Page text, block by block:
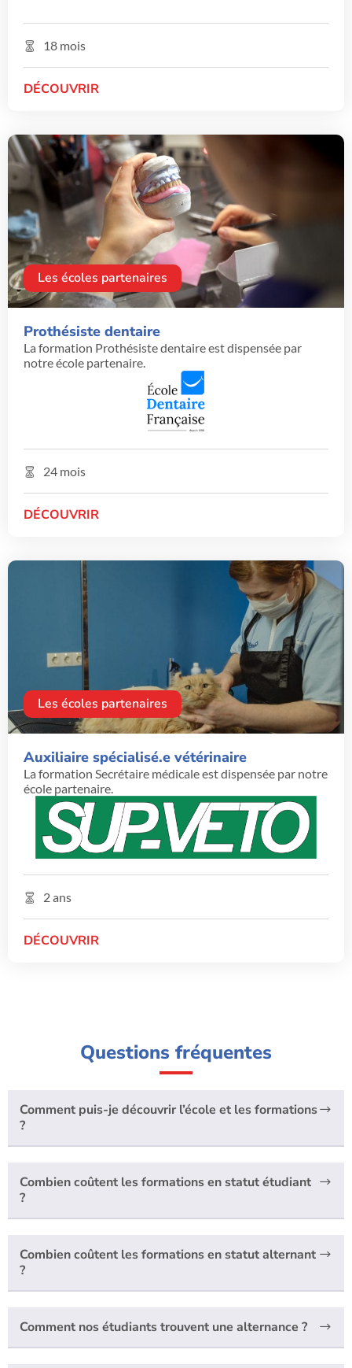
18 mois
DÉCOUVRIR
Les écoles partenaires
Prothésiste dentaire
La formation Prothésiste dentaire est dispensée par
notre école partenaire.
24 mois
DÉCOUVRIR
Les écoles partenaires
Auxiliaire spécialisé.e vétérinaire
La formation Secrétaire médicale est dispensée par notre
école partenaire.
2 ans
DÉCOUVRIR
Questions fréquentes
Comment puis-je découvrir l’école et les formations
?
Combien coûtent les formations en statut étudiant
?
Combien coûtent les formations en statut alternant
?
Comment nos étudiants trouvent une alternance ?